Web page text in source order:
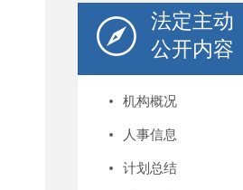
法定主动
公开内容
机构概况
人事信息
计划总结